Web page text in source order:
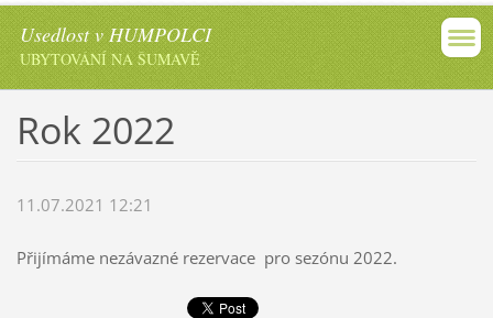
Usedlost v HUMPOLCI
UBYTOVÁNÍ NA ŠUMAVĚ
Rok 2022
11.07.2021 12:21
Přijímáme nezávazné rezervace pro sezónu 2022.